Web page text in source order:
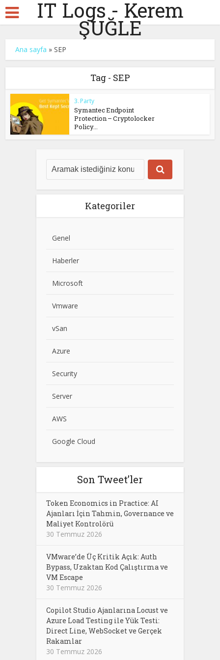
IT Logs - Kerem
ŞUĞLE
Ana sayfa »SEP
Tag - SEP
3. Party
Symantec Endpoint
Protection – Cryptolocker
Policy...
Kategoriler
Genel
Haberler
Microsoft
Vmware
vSan
Azure
Security
Server
AWS
Google Cloud
Son Tweet’ler
Token Economics in Practice: AI
Ajanları İçin Tahmin, Governance ve
Maliyet Kontrolörü
30 Temmuz 2026
VMware’de Üç Kritik Açık: Auth
Bypass, Uzaktan Kod Çalıştırma ve
VM Escape
30 Temmuz 2026
Copilot Studio Ajanlarına Locust ve
Azure Load Testing ile Yük Testi:
Direct Line, WebSocket ve Gerçek
Rakamlar
30 Temmuz 2026